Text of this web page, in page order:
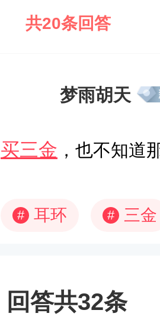
共20条回答
梦雨胡天
买三金 ，也不知道
# 耳环 # 三金
回答共32条